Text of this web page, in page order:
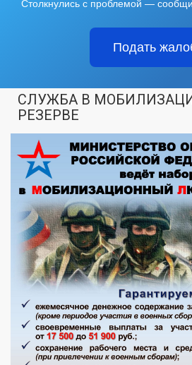
Столкнулись с проблемой —
Подать
СЛУЖБА В
РЕЗЕРВЕ